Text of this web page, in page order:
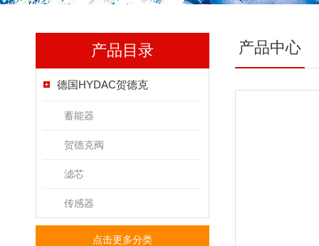
产品目录
德国HYDAC贺德克
蓄能器
贺德克阀
滤芯
传感器
点击更多分类
产品中心